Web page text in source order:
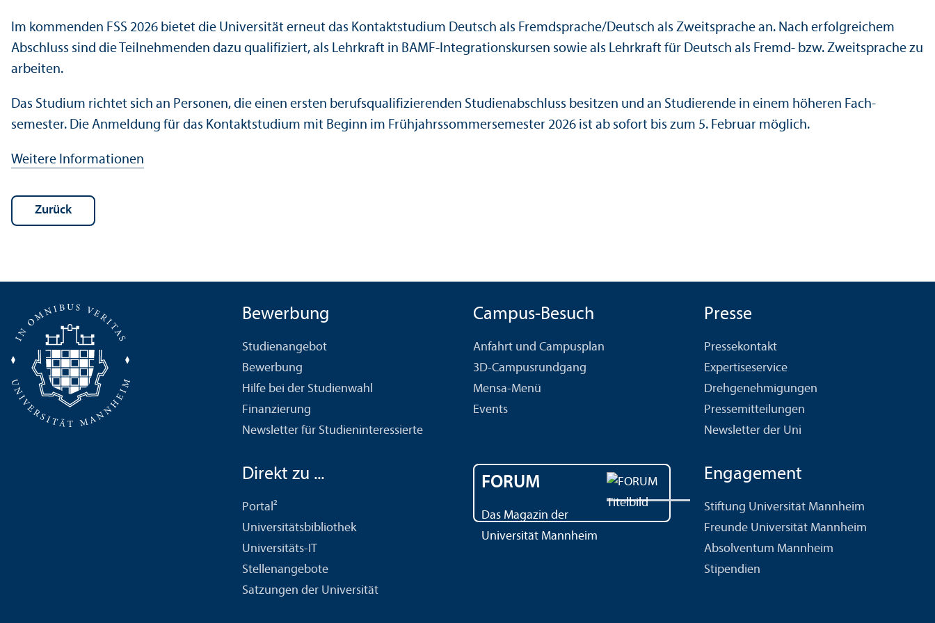
Im kommenden FSS 2026 bietet die Universität erneut das Kontaktstudium Deutsch als Fremdsprache/Deutsch als Zweitsprache an. Nach erfolgreichem
Abschluss sind die Teilnehmenden dazu qualifiziert, als Lehr­kraft in BAMF-Integrations­kursen sowie als Lehr­kraft für Deutsch als Fremd- bzw. Zweitsprache zu
arbeiten.
Das Studium richtet sich an Personen, die einen ersten berufs­qualifizierenden Studien­abschluss besitzen und an Studierende in einem höheren Fach­
semester. Die Anmeldung für das Kontaktstudium mit Beginn im Frühjahrssommersemester 2026 ist ab sofort bis zum 5. Februar möglich.
Weitere Informationen
Zurück
Bewerbung
Studien­angebot
Bewerbung
Hilfe bei der Studien­wahl
Finanzierung
Newsletter für Studien­interessierte
Campus-Besuch
Anfahrt und Campusplan
3D-Campusrundgang
Mensa-Menü
Events
Presse
Pressekontakt
Expertiseservice
Drehgenehmigungen
Pressemitteilungen
Newsletter der Uni
Direkt zu ...
Portal²
Universitäts­bibliothek
Universitäts-IT
Stellenangebote
Satzungen der Universität
FORUM
Das Magazin der
Universität Mannheim
Engagement
Stiftung Universität Mannheim
Freunde Universität Mannheim
Absolventum Mannheim
Stipendien